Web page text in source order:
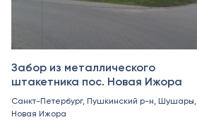
Забор из металлического
штакетника пос. Новая Ижора
Санкт-Петербург, Пушкинский р-н, Шушары,
Новая Ижора